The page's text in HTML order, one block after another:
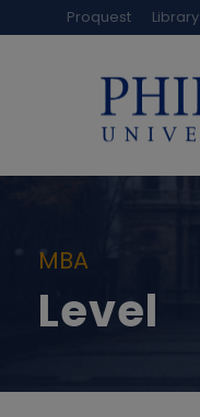
Proquest Library
MBA
Level